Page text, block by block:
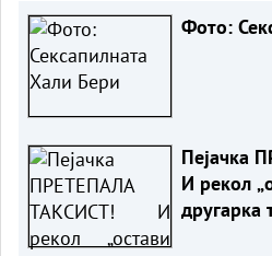
Фото:
Пејачка
И рекол
другарка